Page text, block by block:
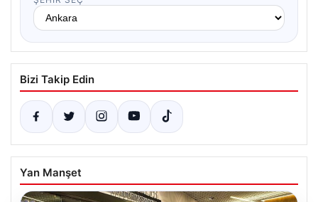
Bizi Takip Edin
Yan Manşet